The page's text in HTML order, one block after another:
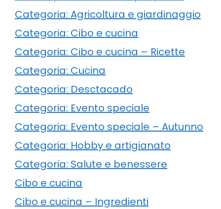
Categoria: Agricoltura e giardinaggio
Categoria: Cibo e cucina
Categoria: Cibo e cucina – Ricette
Categoria: Cucina
Categoria: Desctacado
Categoria: Evento speciale
Categoria: Evento speciale – Autunno
Categoria: Hobby e artigianato
Categoria: Salute e benessere
Cibo e cucina
Cibo e cucina – Ingredienti